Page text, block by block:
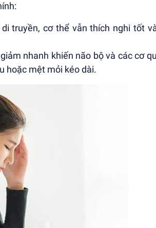
truyền, cơ thể vẫn thích nghi tốt
nhanh khiến não bộ và các cơ
hoặc mệt mỏi kéo dài.